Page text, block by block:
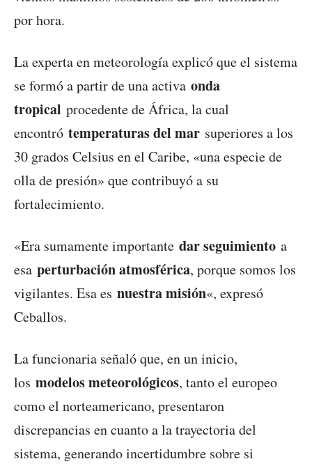
por hora.
La experta en meteorología explicó que el sistema
se formó a partir de una activa onda
tropical procedente de África, la cual
encontró temperaturas del mar superiores a los
30 grados Celsius en el Caribe, «una especie de
olla de presión» que contribuyó a su
fortalecimiento.
«Era sumamente importante dar seguimiento a
esa perturbación atmosférica, porque somos los
vigilantes. Esa es nuestra misión«, expresó
Ceballos.
La funcionaria señaló que, en un inicio,
los modelos meteorológicos, tanto el europeo
como el norteamericano, presentaron
discrepancias en cuanto a la trayectoria del
sistema, generando incertidumbre sobre si